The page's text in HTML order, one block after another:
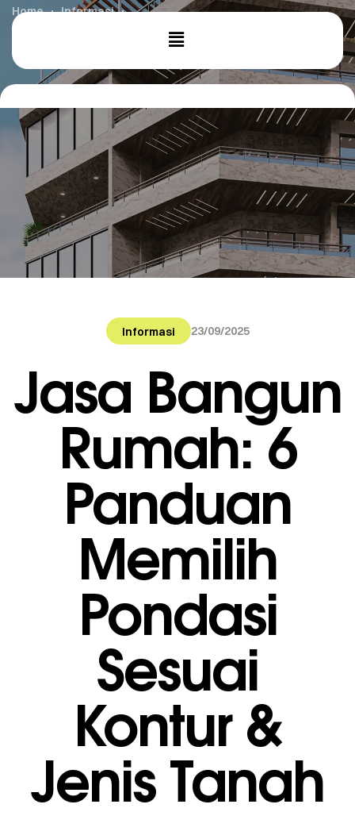
Home
Informasi
Jasa Bangun Rumah: 6 Panduan Memilih Pondasi Sesuai
Informasi 23/09/2025
Jasa Bangun
Rumah: 6
Panduan
Memilih
Pondasi
Sesuai
Kontur &
Jenis Tanah